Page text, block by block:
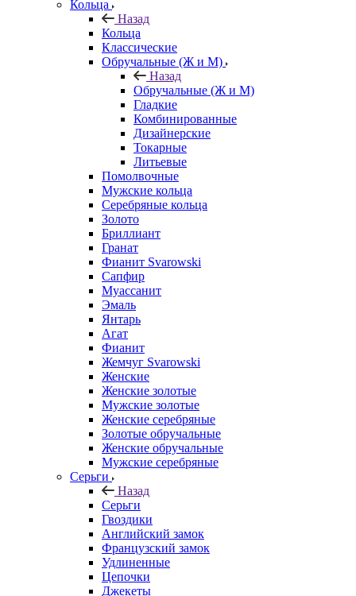
Кольца
Назад
Кольца
Классические
Обручальные (Ж и М)
Назад
Обручальные (Ж и М)
Гладкие
Комбинированные
Дизайнерские
Токарные
Литьевые
Помолвочные
Мужские кольца
Серебряные кольца
Золото
Бриллиант
Гранат
Фианит Svarowski
Сапфир
Муассанит
Эмаль
Янтарь
Агат
Фианит
Жемчуг Svarowski
Женские
Женские золотые
Мужские золотые
Женские серебряные
Золотые обручальные
Женские обручальные
Мужские серебряные
Серьги
Назад
Серьги
Гвоздики
Английский замок
Французский замок
Удлиненные
Цепочки
Джекеты